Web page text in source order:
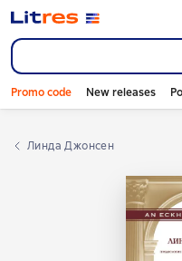
Promo code New releases
Линда Джонсен